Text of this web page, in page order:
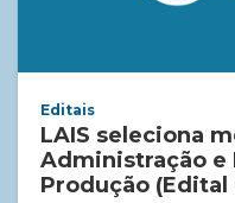
Editais
LAIS seleciona
Administração e
Produção (Edital